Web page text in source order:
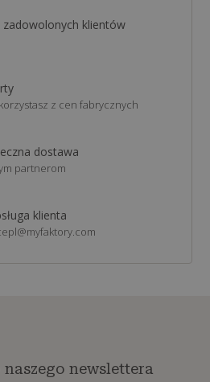
zadowolonych klientów
z cen fabrycznych
dostawa
partnerom
klienta
naszego newslettera